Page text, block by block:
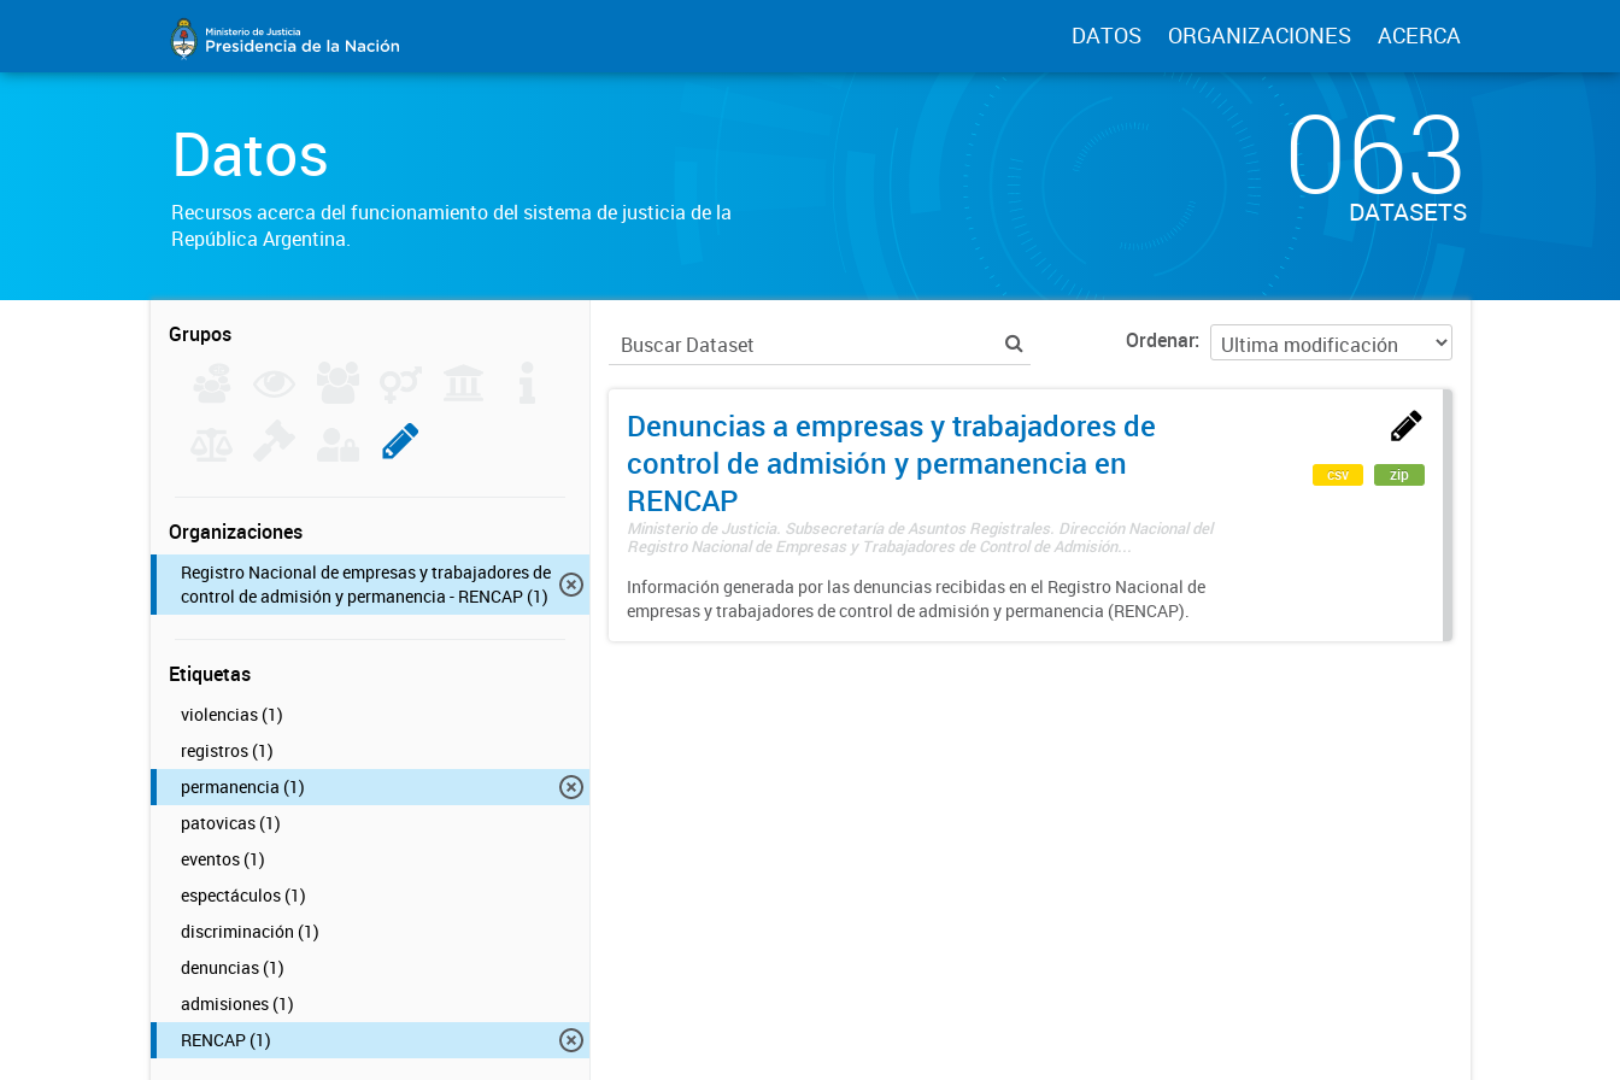
DATOS ORGANIZACIONES ACERCA
Datos
Recursos acerca del funcionamiento del sistema de justicia de la
República Argentina.
063
DATASETS
Grupos
Organizaciones
Registro Nacional de empresas y trabajadores de
control de admisión y permanencia - RENCAP (1)
Etiquetas
violencias (1)
registros (1)
permanencia (1)
patovicas (1)
eventos (1)
espectáculos (1)
discriminación (1)
denuncias (1)
admisiones (1)
RENCAP (1)
Ordenar
Denuncias a empresas y trabajadores de
control de admisión y permanencia en
RENCAP
Ministerio de Justicia. Subsecretaría de Asuntos Registrales. Dirección Nacional del
Registro Nacional de Empresas y Trabajadores de Control de Admisión...
Información generada por las denuncias recibidas en el Registro Nacional de
empresas y trabajadores de control de admisión y permanencia (RENCAP).
csv zip